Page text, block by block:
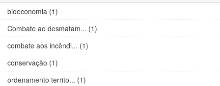
bioeconomia (1)
Combate ao desmatam... (1)
combate aos incêndi... (1)
conservação (1)
ordenamento territo... (1)